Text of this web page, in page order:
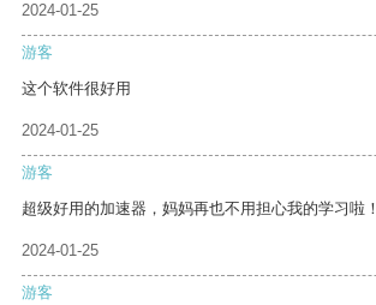
2024-01-25
游客
这个软件很好用
2024-01-25
游客
超级好用的加速器，妈妈再也不用担心我的学习啦！
2024-01-25
游客